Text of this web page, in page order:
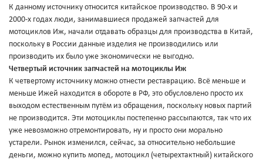
К данному источнику относится китайское производство. В 90-х и
2000-х годах люди, занимавшиеся продажей запчастей для
мотоциклов Иж, начали отдавать образцы для производства в Китай,
поскольку в России данные изделия не производились или
производить их было уже экономически не выгодно.
Четвертый источник запчастей на мотоциклы Иж
К четвертому источнику можно отнести реставрацию. Всё меньше и
меньше Ижей находится в обороте в РФ, это обусловлено просто их
выходом естественным путём из обращения, поскольку новых партий
не производится. Эти мотоциклы постепенно рассыпаются, так что их
уже невозможно отремонтировать, ну и просто они морально
устарели. Рынок изменился, сейчас, за относительно небольшие
деньги, можно купить мопед, мотоцикл (четырехтактный) китайского